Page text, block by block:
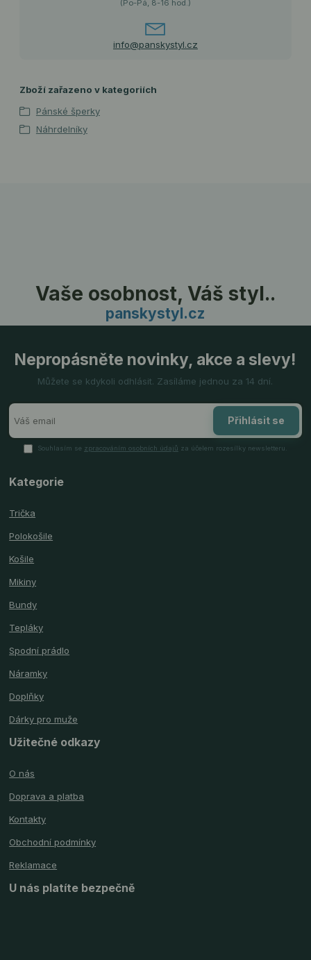
(Po-Pá, 8-16 hod.)
info@panskystyl.cz
Zboží zařazeno v kategoriích
Pánské šperky
Náhrdelníky
Vaše osobnost, Váš styl..
panskystyl.cz
Nepropásněte novinky, akce a slevy!
Můžete se kdykoli odhlásit. Zasíláme jednou za 14 dní.
Přihlásit se
Souhlasím se zpracováním osobních údajů za účelem rozesílky newsletteru.
Kategorie
Trička
Polokošile
Košile
Mikiny
Bundy
Tepláky
Spodní prádlo
Náramky
Doplňky
Dárky pro muže
Užitečné odkazy
O nás
Doprava a platba
Kontakty
Obchodní podmínky
Reklamace
U nás platíte bezpečně